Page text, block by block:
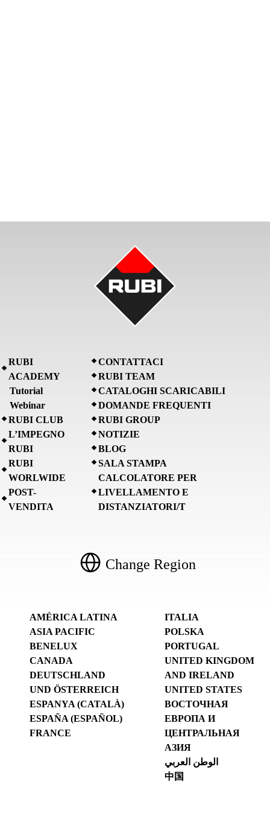
RUBI
ACADEMY
Tutorial
Webinar
RUBI CLUB
L’IMPEGNO
RUBI
RUBI
WORLWIDE
POST-
VENDITA
CONTATTACI
RUBI TEAM
CATALOGHI SCARICABILI
DOMANDE FREQUENTI
RUBI GROUP
NOTIZIE
BLOG
SALA STAMPA
CALCOLATORE PER
LIVELLAMENTO E
DISTANZIATORI/T
Change Region
AMÉRICA LATINA
ASIA PACIFIC
BENELUX
CANADA
DEUTSCHLAND
UND ÖSTERREICH
ESPANYA (CATALÀ)
ESPAÑA (ESPAÑOL)
FRANCE
ITALIA
POLSKA
PORTUGAL
UNITED KINGDOM
AND IRELAND
UNITED STATES
ВОСТОЧНАЯ
ЕВРОПА И
ЦЕНТРАЛЬНАЯ
АЗИЯ
الوطن العربي
中国